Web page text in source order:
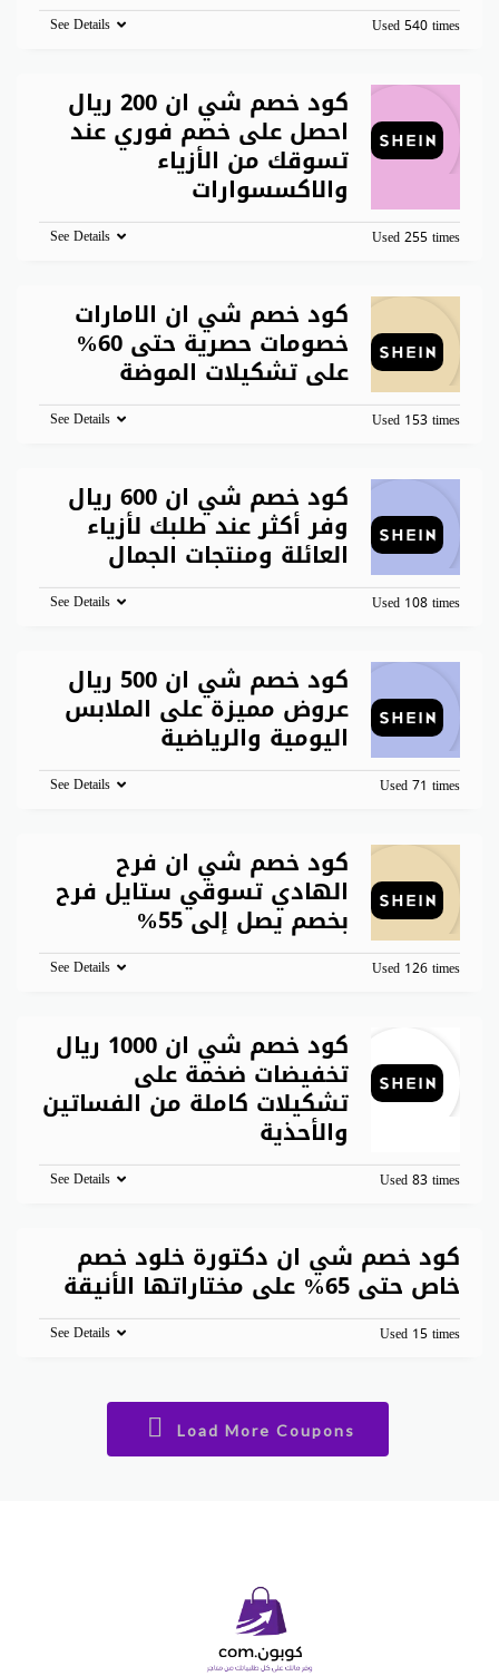
Used 540 times
See Details
كود خصم شي ان 200 ريال
احصل على خصم فوري عند
تسوقك من الأزياء
والاكسسوارات
Used 255 times
See Details
كود خصم شي ان الامارات
خصومات حصرية حتى 60%
على تشكيلات الموضة
Used 153 times
See Details
كود خصم شي ان 600 ريال
وفر أكثر عند طلبك لأزياء
العائلة ومنتجات الجمال
Used 108 times
See Details
كود خصم شي ان 500 ريال
عروض مميزة على الملابس
اليومية والرياضية
Used 71 times
See Details
كود خصم شي ان فرح
الهادي تسوقي ستايل فرح
بخصم يصل إلى 55%
Used 126 times
See Details
كود خصم شي ان 1000 ريال
تخفيضات ضخمة على
تشكيلات كاملة من الفساتين
والأحذية
Used 83 times
See Details
كود خصم شي ان دكتورة خلود خصم
خاص حتى 65% على مختاراتها الأنيقة
Used 15 times
See Details
Load More Coupons